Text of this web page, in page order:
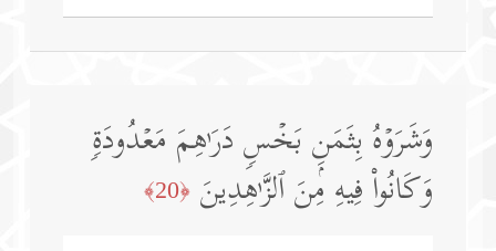
وَشَرَوۡهُ بِثَمَنِۭ بَخۡسࣲ دَرَ ٰ⁠هِمَ مَعۡدُودَةࣲ
وَكَانُوا۟ فِیهِ مِنَ ٱلزَّ ٰ⁠هِدِینَ ﴿20﴾